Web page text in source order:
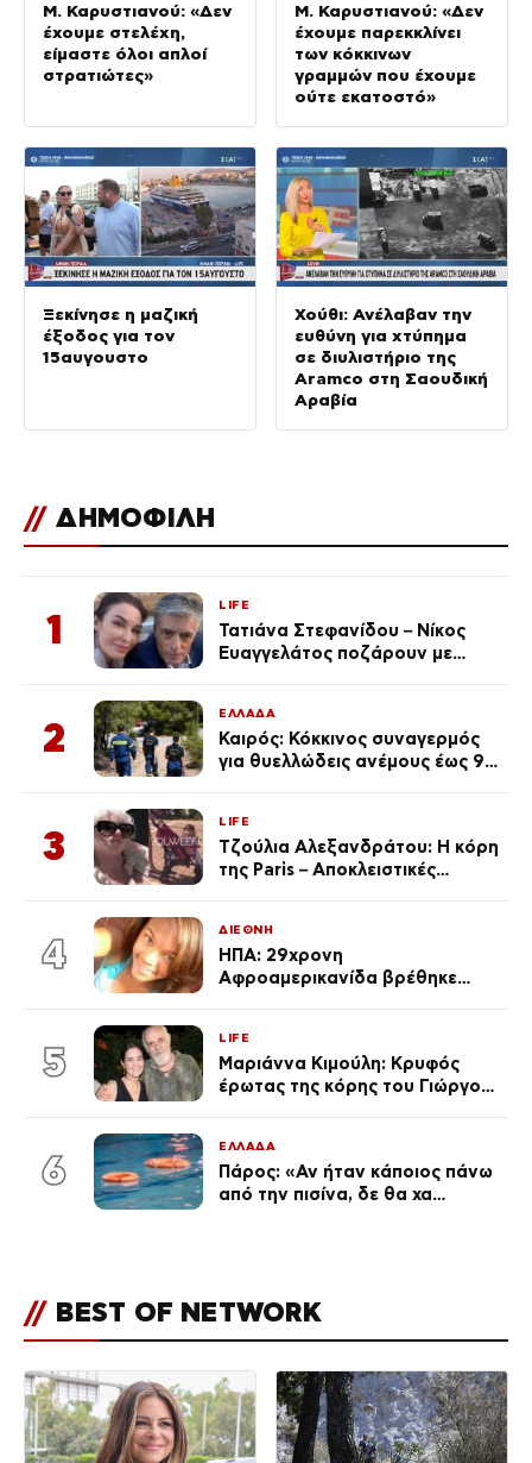
Μ. Καρυστιανού: «Δεν
έχουμε στελέχη,
είμαστε όλοι απλοί
στρατιώτες»
Μ. Καρυστιανού: «Δεν
έχουμε παρεκκλίνει
των κόκκινων
γραμμών που έχουμε
ούτε εκατοστό»
Ξεκίνησε η μαζική
έξοδος για τον
15αυγουστο
Χούθι: Ανέλαβαν την
ευθύνη για χτύπημα
σε διυλιστήριο της
Aramco στη Σαουδική
Αραβία
// ΔΗΜΟΦΙΛΗ
1
LIFE
Τατιάνα Στεφανίδου – Νίκος
Ευαγγελάτος ποζάρουν με
2
ΕΛΛΑΔΑ
Καιρός: Κόκκινος συναγερμός
για θυελλώδεις ανέμους έως 9
3
LIFE
Τζούλια Αλεξανδράτου: Η κόρη
της Paris – Αποκλειστικές
4
ΔΙΕΘΝΗ
ΗΠΑ: 29χρονη
Αφροαμερικανίδα βρέθηκε
5
LIFE
Μαριάννα Κιμούλη: Κρυφός
έρωτας της κόρης του Γιώργου,
6
ΕΛΛΑΔΑ
Πάρος: «Αν ήταν κάποιος πάνω
από την πισίνα, δε θα χα
beach bar
// BEST OF NETWORK